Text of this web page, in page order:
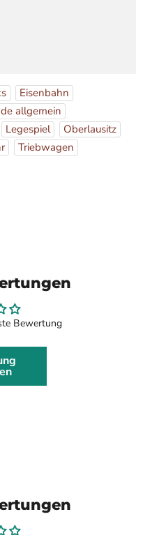
Eisenbahn
allgemein
Legespiel
Oberlausitz
Triebwagen
Bewertung